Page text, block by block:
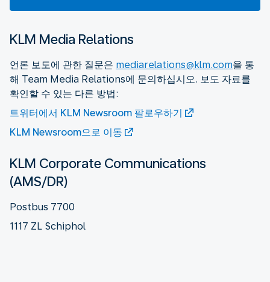
KLM Media Relations
언론 보도에 관한 질문은 mediarelations@klm.com을 통
해 Team Media Relations에 문의하십시오. 보도 자료를
확인할 수 있는 다른 방법:
트위터에서 KLM Newsroom 팔로우하기
KLM Newsroom으로 이동
KLM Corporate Communications
(AMS/DR)
Postbus 7700
1117 ZL Schiphol